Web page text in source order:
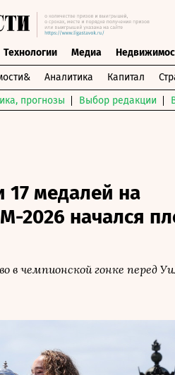
Технологии Медиа
Аналитика Капитал
прогнозы Выбор редакции
медалей на
2026 начался
в чемпионской гонке перед